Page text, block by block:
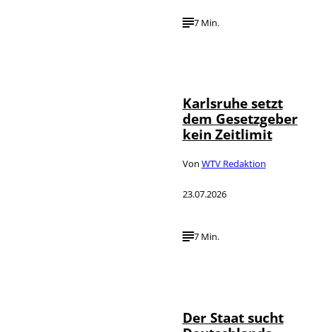
7 Min.
Karlsruhe setzt
dem Gesetzgeber
kein Zeitlimit
Von WTV Redaktion
23.07.2026
7 Min.
Der Staat sucht